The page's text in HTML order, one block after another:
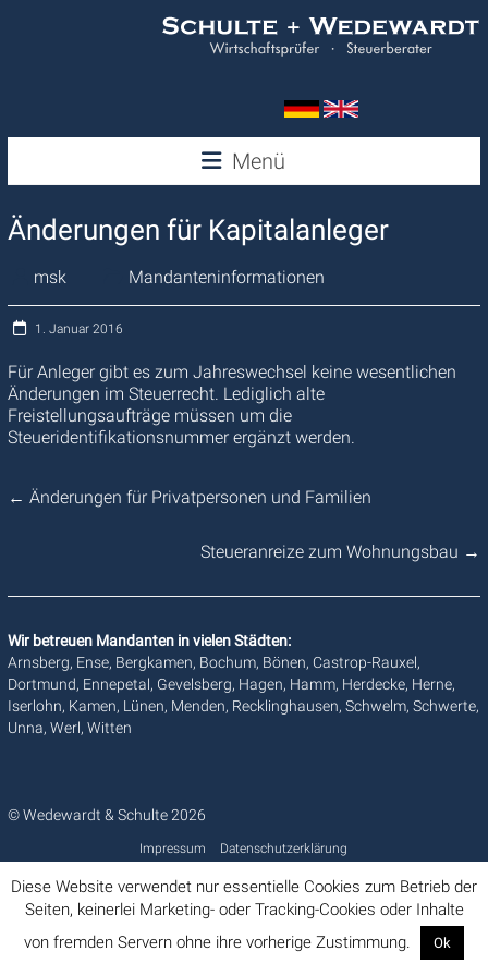
Wedewardt
&
Schulte
Menü
Änderungen für Kapitalanleger
msk Mandanteninformationen
1. Januar 2016
Für Anleger gibt es zum Jahreswechsel keine wesentlichen
Änderungen im Steuerrecht. Lediglich alte
Freistellungsaufträge müssen um die
Steueridentifikationsnummer ergänzt werden.
← Änderungen für Privatpersonen und Familien
Steueranreize zum Wohnungsbau →
Wir betreuen Mandanten in vielen Städten:
Arnsberg, Ense, Bergkamen, Bochum, Bönen, Castrop-Rauxel,
Dortmund, Ennepetal, Gevelsberg, Hagen, Hamm, Herdecke, Herne,
Iserlohn, Kamen, Lünen, Menden, Recklinghausen, Schwelm, Schwerte,
Unna, Werl, Witten
© Wedewardt & Schulte 2026
Impressum Datenschutzerklärung
Diese Website verwendet nur essentielle Cookies zum Betrieb der
Seiten, keinerlei Marketing- oder Tracking-Cookies oder Inhalte
von fremden Servern ohne ihre vorherige Zustimmung.
Ok